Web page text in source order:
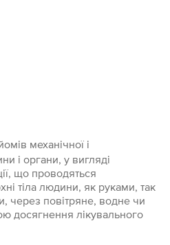
механічної і
і органи, у вигляді
що проводяться
тіла людини, як руками, так
через повітряне, водне чи
досягнення лікувального